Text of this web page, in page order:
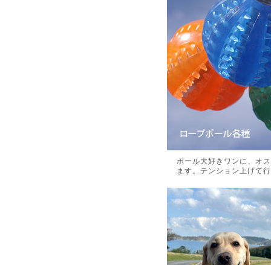
ボール大好きワンに、オ
ます。テンション上げて